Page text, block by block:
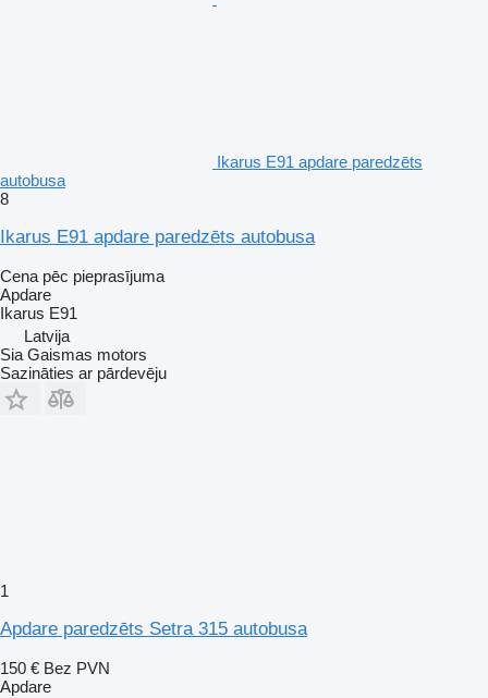
Ikarus E91 apdare paredzēts
autobusa
8
Ikarus E91 apdare paredzēts autobusa
Cena pēc pieprasījuma
Apdare
Ikarus E91
Latvija
Sia Gaismas motors
Sazināties ar pārdevēju
1
Apdare paredzēts Setra 315 autobusa
150 € Bez PVN
Apdare